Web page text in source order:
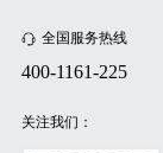
全国服务热线
400-1161-225
关注我们：